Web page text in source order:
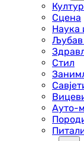
Сцена
Наука
Љубав
Стил
Ауто-